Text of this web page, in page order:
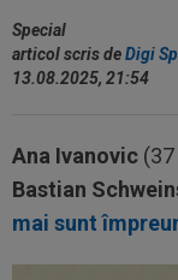
Special
articol scris deDigi
13.08.2025, 21:54
Ana Ivanovic
Bastian
mai sunt